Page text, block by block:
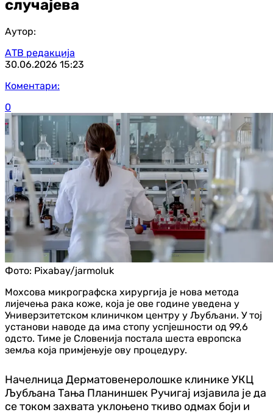
случајева
Аутор:
АТВ редакција
30.06.2026 15:23
Коментари:
0
Фото: Pixabay/jarmoluk
Мохсова микрографска хирургија је нова метода
лијечења рака коже, која је ове године уведена у
Универзитетском клиничком центру у Љубљани. У тој
установи наводе да има стопу успјешности од 99,6
одсто. Тиме је Словенија постала шеста европска
земља која примјењује ову процедуру.
Начелница Дерматовенеролошке клинике УКЦ
Љубљана Тања Планиншек Ручигај изјавила је да
се током захвата уклоњено ткиво одмах боји и